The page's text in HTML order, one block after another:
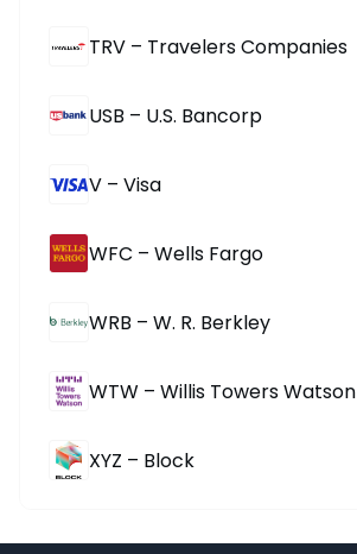
TRV – Travelers Companies
USB – U.S. Bancorp
V – Visa
WFC – Wells Fargo
WRB – W. R. Berkley
WTW – Willis Towers Watson
XYZ – Block